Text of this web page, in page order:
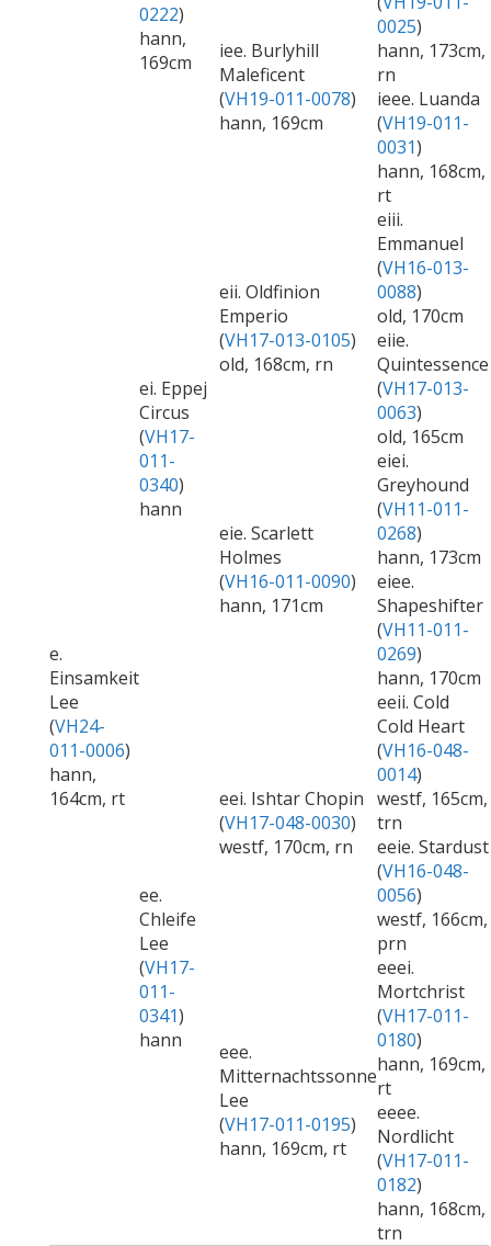
0222)
hann,
169cm
iee. Burlyhill
Maleficent
(VH19-011-0078)
hann, 169cm
0025)
hann, 173cm,
rn
ieee. Luanda
(VH19-011-
0031)
hann, 168cm,
rt
e.
Einsamkeit
Lee
(VH24-
011-0006)
hann,
164cm, rt
ei. Eppej
Circus
(VH17-
011-
0340)
hann
eii. Oldfinion
Emperio
(VH17-013-0105)
old, 168cm, rn
eiii.
Emmanuel
(VH16-013-
0088)
old, 170cm
eiie.
Quintessence
(VH17-013-
0063)
old, 165cm
eie. Scarlett
Holmes
(VH16-011-0090)
hann, 171cm
eiei.
Greyhound
(VH11-011-
0268)
hann, 173cm
eiee.
Shapeshifter
(VH11-011-
0269)
hann, 170cm
ee.
Chleife
Lee
(VH17-
011-
0341)
hann
eei. Ishtar Chopin
(VH17-048-0030)
westf, 170cm, rn
eeii. Cold
Cold Heart
(VH16-048-
0014)
westf, 165cm,
trn
eeie. Stardust
(VH16-048-
0056)
westf, 166cm,
prn
eee.
Mitternachtssonne
Lee
(VH17-011-0195)
hann, 169cm, rt
eeei.
Mortchrist
(VH17-011-
0180)
hann, 169cm,
rt
eeee.
Nordlicht
(VH17-011-
0182)
hann, 168cm,
trn